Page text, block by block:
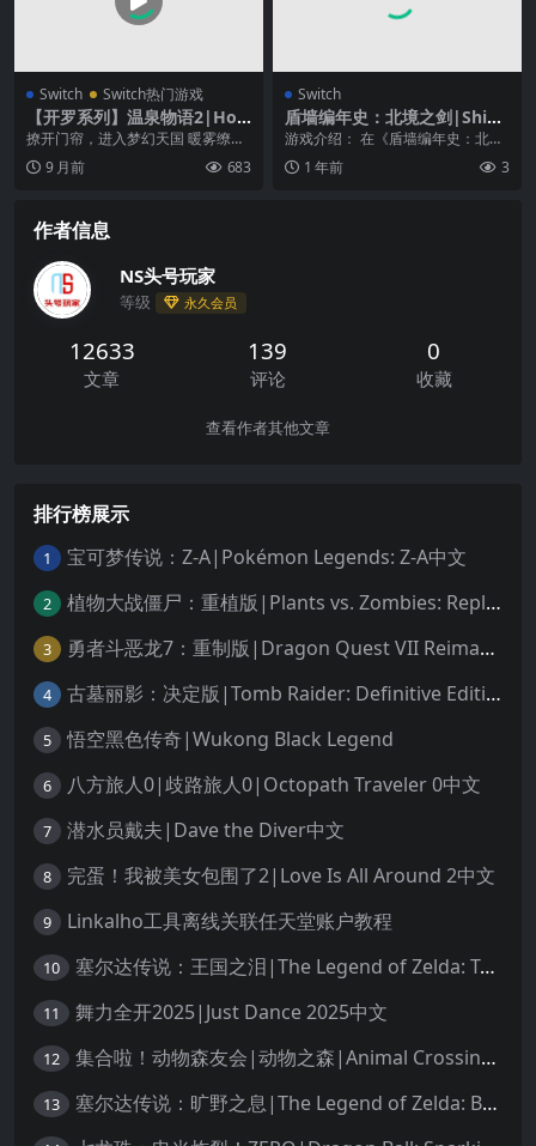
Switch Switch热门游戏
【开罗系列】温泉物语2|Hot
Spring Story 2中文
撩开门帘，进入梦幻天国 暖雾缭绕
的温泉旅馆游戏 新增瓦缸温泉、足
部温泉、露天温泉...
9 月前 683
Switch
盾墙编年史：北境之剑|Shiel
dwall Chronicles: Swords o
f the North
游戏介绍： 在《盾墙编年史：北方
之剑》中，你将带领一支雇佣军队
伍，前往危险且寒冷...
1 年前 3
作者信息
NS头号玩家
等级 永久会员
12633
文章
139
评论
0
收藏
查看作者其他文章
排行榜展示
1 宝可梦传说：Z-A|Pokémon Legends: Z-A中文
2 植物大战僵尸：重植版|Plants vs. Zombies: Replanted中文
3 勇者斗恶龙7：重制版|Dragon Quest VII Reimagined中文
4 古墓丽影：决定版|Tomb Raider: Definitive Edition中文
5 悟空黑色传奇|Wukong Black Legend
6 八方旅人0|歧路旅人0|Octopath Traveler 0中文
7 潜水员戴夫|Dave the Diver中文
8 完蛋！我被美女包围了2|Love Is All Around 2中文
9 Linkalho工具离线关联任天堂账户教程
10 塞尔达传说：王国之泪|The Legend of Zelda: Tears of the Kingdom中文
11 舞力全开2025|Just Dance 2025中文
12 集合啦！动物森友会|动物之森|Animal Crossing: New Horizons中文
13 塞尔达传说：旷野之息|The Legend of Zelda: Breath of the Wild中文